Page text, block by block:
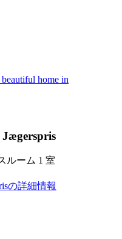
home in
ルーム 1 室
の詳細情報